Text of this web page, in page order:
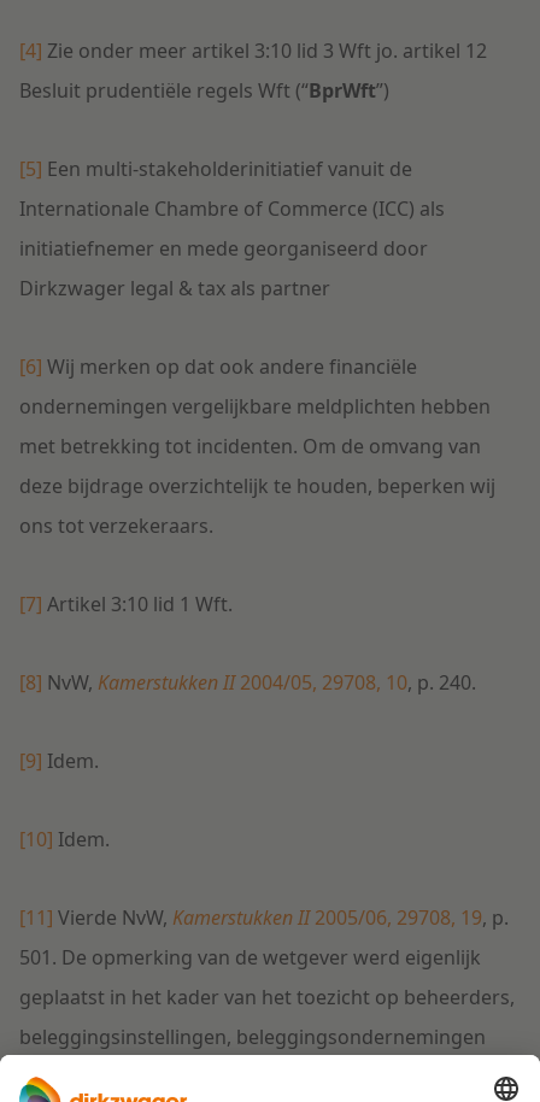
[4] Zie onder meer artikel 3:10 lid 3 Wft jo. artikel 12
Besluit prudentiële regels Wft (“BprWft”)
[5] Een multi-stakeholderinitiatief vanuit de
Internationale Chambre of Commerce (ICC) als
initiatiefnemer en mede georganiseerd door
Dirkzwager legal & tax als partner
[6] Wij merken op dat ook andere financiële
ondernemingen vergelijkbare meldplichten hebben
met betrekking tot incidenten. Om de omvang van
deze bijdrage overzichtelijk te houden, beperken wij
ons tot verzekeraars.
[7] Artikel 3:10 lid 1 Wft.
[8] NvW, Kamerstukken II2004/05, 29708, 10, p. 240.
[9] Idem.
[10] Idem.
[11] Vierde NvW, Kamerstukken II2005/06, 29708, 19, p.
501. De opmerking van de wetgever werd eigenlijk
geplaatst in het kader van het toezicht op beheerders,
beleggingsinstellingen, beleggingsondernemingen
bewaarders. Maar gezien de gelijkluidende